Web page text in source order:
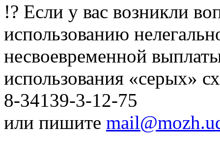
!? Если у вас возникли
использованию
несвоевременной
использования «серых»
8-34139-3-12-75
или пишите